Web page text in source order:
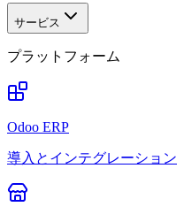
サービス
プラットフォーム
Odoo ERP
導入とインテグレーション